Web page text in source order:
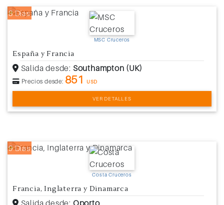
8 Días
MSC Cruceros
España y Francia
Salida desde: Southampton (UK)
Precios desde: 851 USD
VER DETALLES
9 Días
Costa Cruceros
Francia, Inglaterra y Dinamarca
Salida desde: Oporto